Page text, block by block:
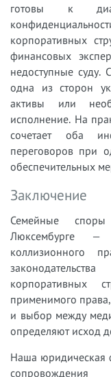
готовы к
корпоративных
финансовых
недоступные суду.
одна из сторон
активы или
исполнение. На
сочетает оба
переговоров при
обеспечительных
Заключение
Семейные
Люксембурге —
коллизионного
корпоративных
применимого
и выбор между
определяют исход
Наша юридическая